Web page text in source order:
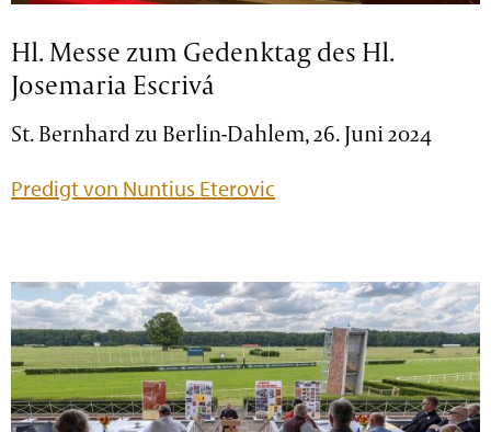
Hl. Messe zum Gedenktag des Hl.
Josemaria Escrivá
St. Bernhard zu Berlin-Dahlem, 26. Juni 2024
Predigt von Nuntius Eterovic